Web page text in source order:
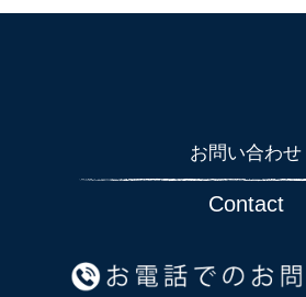
お問い合わせ
Contact